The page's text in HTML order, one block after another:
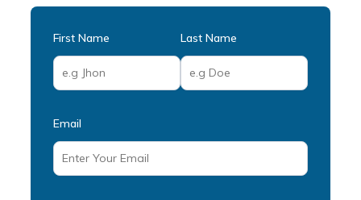
First Name Last Name
Email